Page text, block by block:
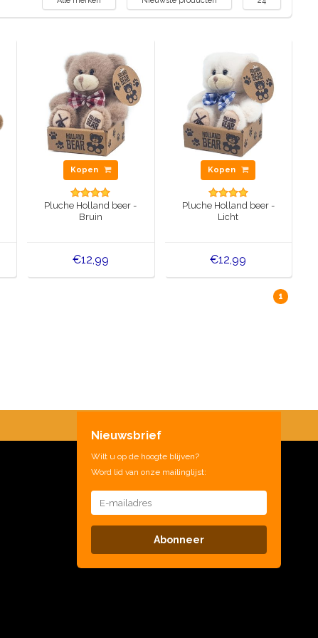
Kopen
Pluche Holland beer -
Bruin
€12,99
Kopen
Pluche Holland beer -
Licht
€12,99
1
Nieuwsbrief
Wilt u op de hoogte blijven?
Word lid van onze mailinglijst:
Abonneer